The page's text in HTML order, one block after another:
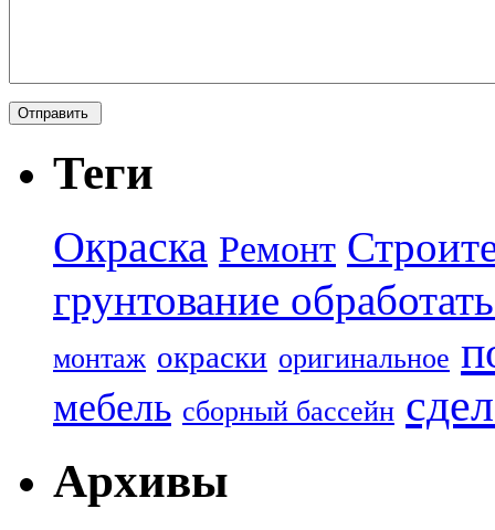
Теги
Окраска Ремонт
грунтование
монтаж окраски оригинальное
мебель сборный бассейн
Архивы